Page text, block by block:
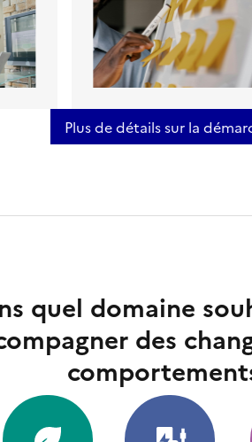
Plus de détails sur la
quel domaine
des